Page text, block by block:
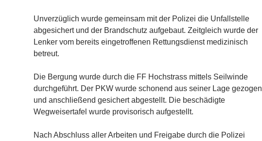
Unverzüglich wurde gemeinsam mit der Polizei die Unfallstelle
abgesichert und der Brandschutz aufgebaut. Zeitgleich wurde der
Lenker vom bereits eingetroffenen Rettungsdienst medizinisch
betreut.
Die Bergung wurde durch die FF Hochstrass mittels Seilwinde
durchgeführt. Der PKW wurde schonend aus seiner Lage gezogen
und anschließend gesichert abgestellt. Die beschädigte
Wegweisertafel wurde provisorisch aufgestellt.
Nach Abschluss aller Arbeiten und Freigabe durch die Polizei